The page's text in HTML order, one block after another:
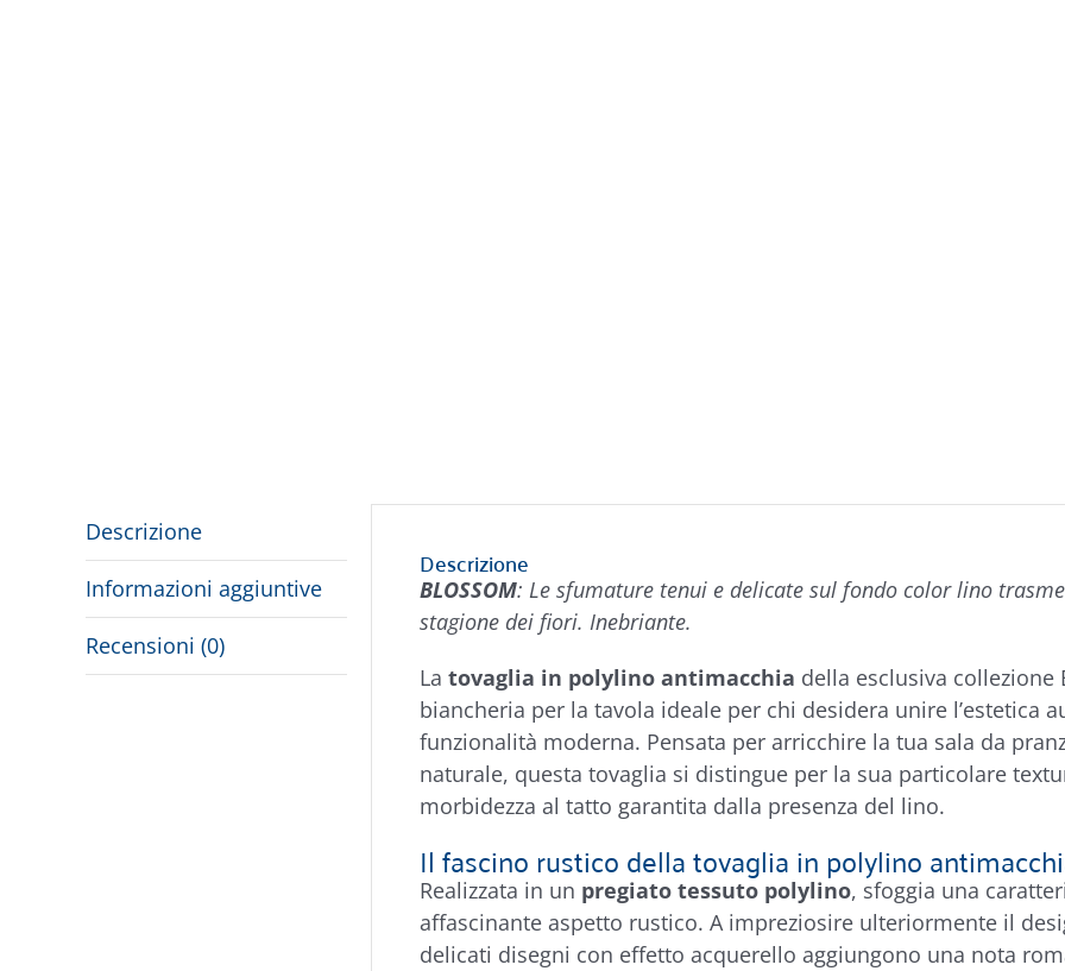
Descrizione
Informazioni aggiuntive
Recensioni (0)
Descrizione
BLOSSOM: Le sfumature tenui e delicate sul fondo color lino
stagione dei fiori. Inebriante.
La tovaglia in polylino antimacchia della esclusiva collezione
biancheria per la tavola ideale per chi desidera unire l’estetica
funzionalità moderna. Pensata per arricchire la tua sala da
naturale, questa tovaglia si distingue per la sua particolare
morbidezza al tatto garantita dalla presenza del lino.
Il fascino rustico della tovaglia in polylino
Realizzata in un pregiato tessuto polylino, sfoggia una
affascinante aspetto rustico. A impreziosire ulteriormente il
delicati disegni con effetto acquerello aggiungono una nota